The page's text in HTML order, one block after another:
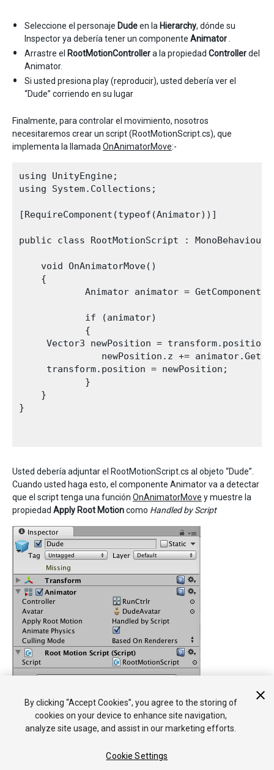
Seleccione el personaje Dudeen la Hierarchy, dónde su
Inspector ya debería tener un componente Animator
Arrastre el RootMotionControllera la propiedad Controllerdel
Animator.
Si usted presiona play (reproducir), usted debería ver el
“Dude” corriendo en su lugar
Finalmente, para controlar el movimiento, nosotros
necesitaremos crear un script (RootMotionScript.cs), que
implementa la llamada OnAnimatorMove:-
using UnityEngine;
using System.Collections;
[RequireComponent(typeof(Animator))]
public class RootMotionScript : MonoBehaviour
    void OnAnimatorMove()
    {
Animator animator =
            if (animator)
            {
     Vector3 newPosition = transform.position;
newPosition.z +=
     transform.position = newPosition;
            }
    }
}
Usted debería adjuntar el RootMotionScript.cs al objeto “Dude”.
Cuando usted haga esto, el componente Animator va a detectar
que el script tenga una función OnAnimatorMove y muestre la
propiedad Apply Root Motioncomo Handled by Script
By clicking “Accept Cookies”, you agree to the storing of
cookies on your device to enhance site navigation,
analyze site usage, and assist in our marketing efforts.
Cookie Settings